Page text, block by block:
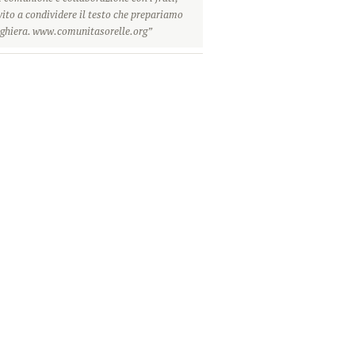
a condividere il testo che prepariamo
www.comunitasorelle.org”